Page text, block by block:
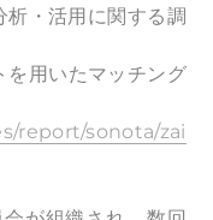
析・活用に関する調
を用いたマッチング
report/sonota/zai